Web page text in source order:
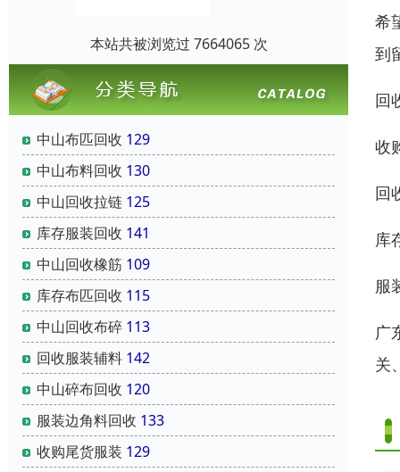
本站共被浏览过 7664065 次
中山布匹回收 129
中山布料回收 130
中山回收拉链 125
库存服装回收 141
中山回收橡筋 109
库存布匹回收 115
中山回收布碎 113
回收服装辅料 142
中山碎布回收 120
服装边角料回收 133
收购尾货服装 129
希
到
回
收
回
库
服
广
关